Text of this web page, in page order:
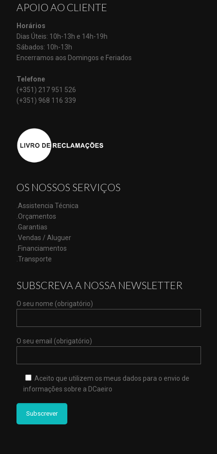
APOIO AO CLIENTE
Horários
Dias Úteis: 10h-13h e 14h-19h
Sábados: 10h-13h
Encerramos aos Domingos e Feriados
Telefone
(+351) 217 951 526
(+351) 968 116 339
OS NOSSOS SERVIÇOS
.Assistencia Técnica
.Orçamentos
.Garantias
.Vendas / Aluguer
.Financiamentos
.Transporte
SUBSCREVA A NOSSA NEWSLETTER
O seu nome (obrigatório)
O seu email (obrigatório)
Aceito que utilizem os meus dados para o envio de
informações sobre a DCaeiro